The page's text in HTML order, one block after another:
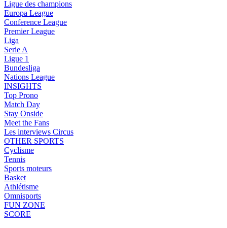
Ligue des champions
Europa League
Conference League
Premier League
Liga
Serie A
Ligue 1
Bundesliga
Nations League
INSIGHTS
Top Prono
Match Day
Stay Onside
Meet the Fans
Les interviews Circus
OTHER SPORTS
Cyclisme
Tennis
Sports moteurs
Basket
Athlétisme
Omnisports
FUN ZONE
SCORE